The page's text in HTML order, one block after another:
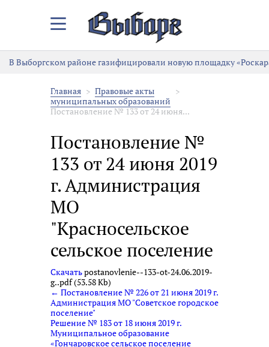
Закрыть/
меню
В Выборгском районе газифицировали новую площадку
Главная
Правовые акты
муниципальных образований
Постановление № 133 от 24 июня...
Постановление №
133 от 24 июня 2019
г. Администрация
МО
"Красносельское
сельское поселение
Скачатьpostanovlenie--133-ot-24.06.2019-
g..pdf (53.58 Kb)
← Постановление № 226 от 21 июня 2019 г.
Администрация МО "Советское городское
поселение"
Решение № 183 от 18 июня 2019 г.
Муниципальное образование
«Гончаровское сельское поселение